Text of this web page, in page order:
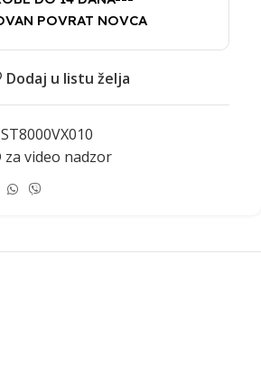
POVRAT NOVCA
Dodaj u listu želja
ST8000VX010
za video nadzor